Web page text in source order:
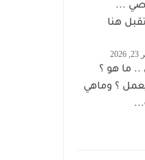
...
هنا
.. ما هو ؟
؟ وماهي